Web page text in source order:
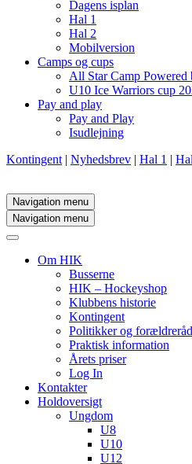
Dagens isplan
Hal 1
Hal 2
Mobilversion
Camps og cups
All Star Camp Powered
U10 Ice Warriors cup
Pay and play
Pay and Play
Isudlejning
Kontingent | Nyhedsbrev | Hal 1 |
Navigation menu
Navigation menu
Om HIK
Busserne
HIK – Hockeyshop
Klubbens historie
Kontingent
Politikker og forældreråd
Praktisk information
Årets priser
Log In
Kontakter
Holdoversigt
Ungdom
U8
U10
U12